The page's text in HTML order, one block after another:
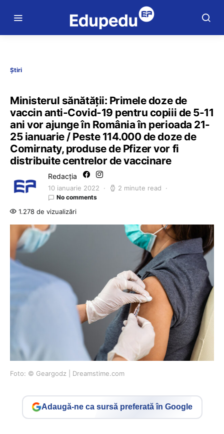
Știri
Ministerul sănătății: Primele doze de
vaccin anti-Covid-19 pentru copiii de 5-11
ani vor ajunge în România în perioada 21-
25 ianuarie / Peste 114.000 de doze de
Comirnaty, produse de Pfizer vor fi
distribuite centrelor de vaccinare
Redacția
10 ianuarie 2022 2 minute read
No comments
1.278 de vizualizări
Foto: © Geargodz | Dreamstime.com
Adaugă-ne ca sursă preferată în Google